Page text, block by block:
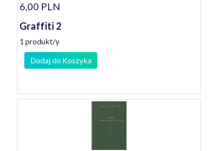
6,00 PLN
Graffiti 2
1 produkt/y
Dodaj do Koszyka